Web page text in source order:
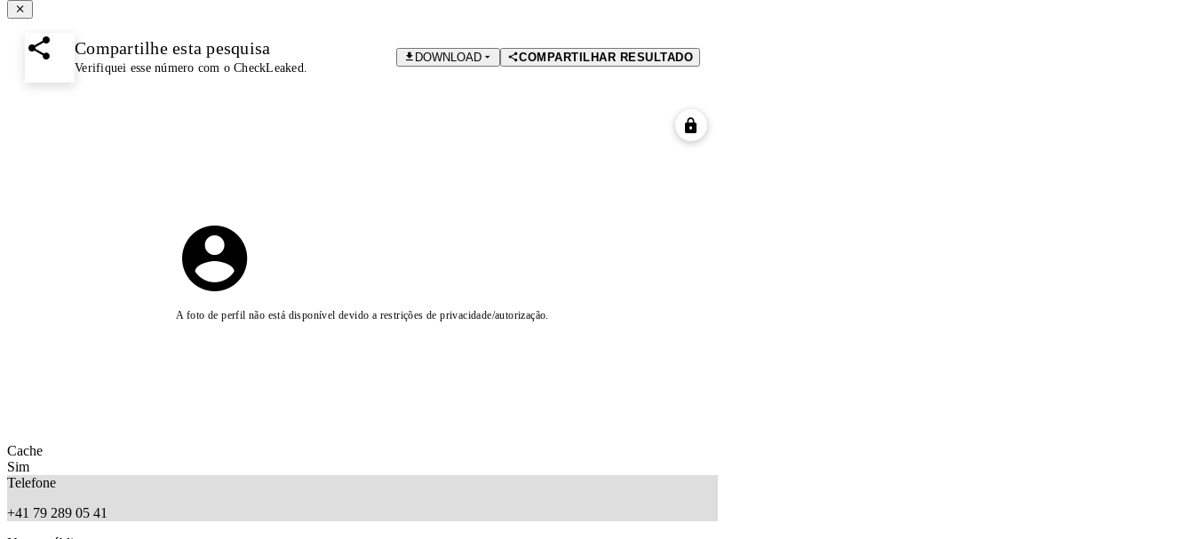
Compartilhe esta pesquisa
Verifiquei esse número com o CheckLeaked.
DOWNLOAD COMPARTILHAR RESULTADO
A foto de perfil não está disponível devido a restrições de privacidade/autorização.
Cache
Sim
Telefone
+41 79 289 05 41